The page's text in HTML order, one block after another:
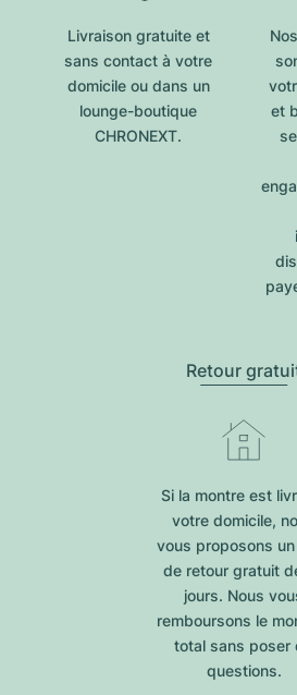
Livraison gratuite et
sans contact à votre
domicile ou dans un
lounge-boutique
CHRONEXT.
et
Retour
Si la montre est
votre domicile,
vous proposons
de retour gratuit
jours. Nous
remboursons le
total sans poser
questions.